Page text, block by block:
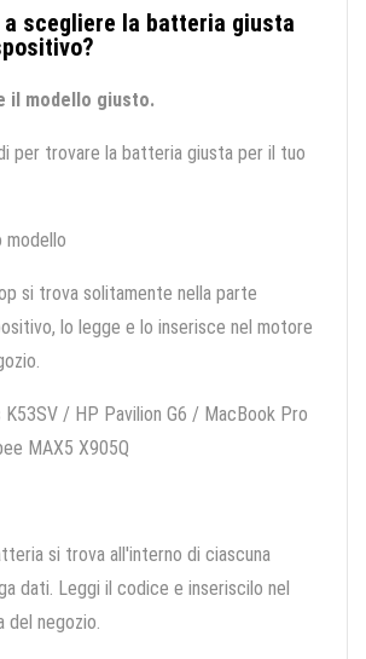
a scegliere la batteria giusta
il modello giusto.
per trovare la batteria giusta per il tuo
modello
si trova solitamente nella parte
lo legge e lo inserisce nel motore
K53SV / HP Pavilion G6 / MacBook Pro
MAX5 X905Q
si trova all'interno di ciascuna
dati. Leggi il codice e inseriscilo nel
del negozio.